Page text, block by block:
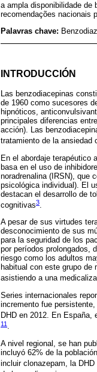
a ampla disponibilidade
recomendações nacionais
Palavras chave:
INTRODUCCIÓN
Las benzodiacepinas
de 1960 como sucesores
hipnóticos,
principales diferencias
acción). Las
tratamiento de la ansiedad
En el abordaje terapéutico
basa en el uso de
noradrenalina (IRSN), que
psicológica individual). El
destacan el desarrollo de
cognitivas3.
A pesar de sus virtudes
desconocimiento de sus
para la seguridad de los
por períodos prolongados,
riesgo como los adultos
habitual con este grupo
asistiendo a una
Series internacionales
incremento fue
DHD en 2012. En España,
11 .
A nivel regional, se han
incluyó 62% de la
incluir clonazepam, la DHD